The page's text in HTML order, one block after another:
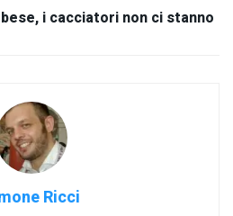
i cacciatori non ci stanno
Ricci